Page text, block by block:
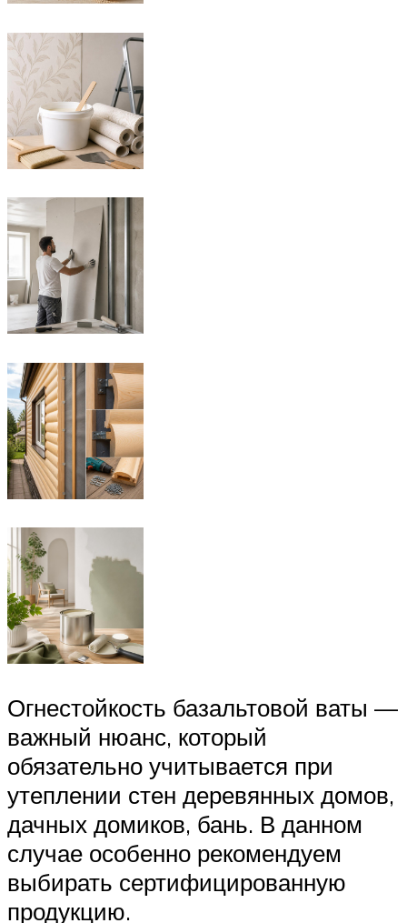
Огнестойкость базальтовой ваты —
важный нюанс, который
обязательно учитывается при
утеплении стен деревянных домов,
дачных домиков, бань. В данном
случае особенно рекомендуем
выбирать сертифицированную
продукцию.